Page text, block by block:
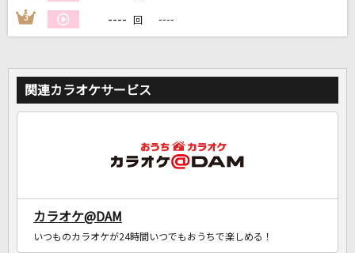
自宅でカラオケ歌い放題！
家族や友達と一緒に！練習にも！
3 ---- 回 ----
関連カラオケサービス
カラオケ@DAM
いつものカラオケが24時間いつでもおうちで楽しめる！